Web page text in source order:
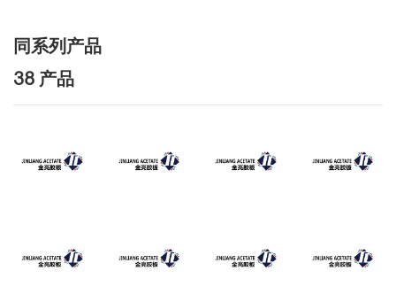
同系列产品
38 产品